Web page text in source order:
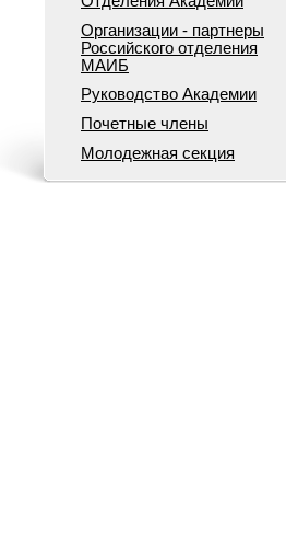
Организации - партнеры
Российского отделения
МАИБ
Руководство Академии
Почетные члены
Молодежная секция